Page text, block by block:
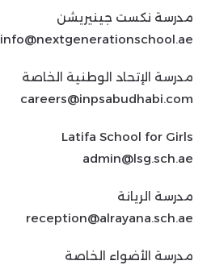
مدرسة نكست جينيريشن
info@nextgenerationschool.ae
مدرسة الإتحاد الوطنية الخاصة
careers@inpsabudhabi.com
Latifa School for Girls
admin@lsg.sch.ae
مدرسة الريانة
reception@alrayana.sch.ae
مدرسة الأضواء الخاصة